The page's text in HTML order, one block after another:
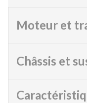
Moteur et
Châssis et